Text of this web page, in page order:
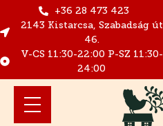
+36 28 473 423
2143 Kistarcsa, Szabadság út
46.
V-CS 11:30-22:00 P-SZ 11:30-
24:00